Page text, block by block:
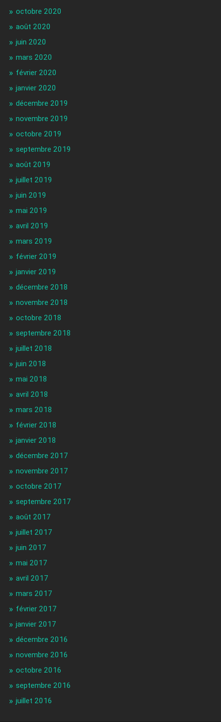
octobre 2020
août 2020
juin 2020
mars 2020
février 2020
janvier 2020
décembre 2019
novembre 2019
octobre 2019
septembre 2019
août 2019
juillet 2019
juin 2019
mai 2019
avril 2019
mars 2019
février 2019
janvier 2019
décembre 2018
novembre 2018
octobre 2018
septembre 2018
juillet 2018
juin 2018
mai 2018
avril 2018
mars 2018
février 2018
janvier 2018
décembre 2017
novembre 2017
octobre 2017
septembre 2017
août 2017
juillet 2017
juin 2017
mai 2017
avril 2017
mars 2017
février 2017
janvier 2017
décembre 2016
novembre 2016
octobre 2016
septembre 2016
juillet 2016